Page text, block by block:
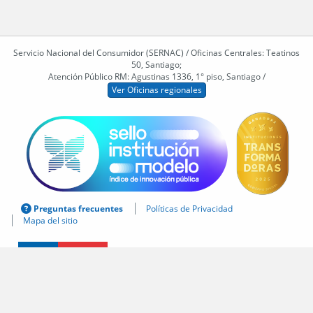
Servicio Nacional del Consumidor (SERNAC) / Oficinas Centrales: Teatinos
50, Santiago;
Atención Público RM: Agustinas 1336, 1° piso, Santiago /
Ver Oficinas regionales
Preguntas frecuentes
Políticas de Privacidad
Mapa del sitio